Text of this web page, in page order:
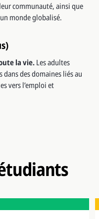
communauté, ainsi que
monde globalisé.
la vie. Les adultes
des domaines liés au
vers l’emploi et